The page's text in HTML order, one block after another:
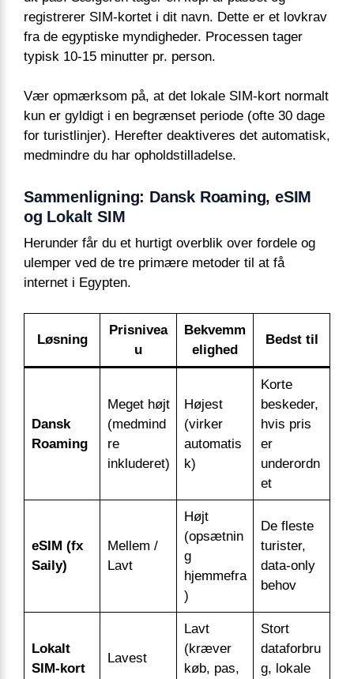
registrerer SIM-kortet i dit navn. Dette er et lovkrav
fra de egyptiske myndigheder. Processen tager
typisk 10-15 minutter pr. person.
Vær opmærksom på, at det lokale SIM-kort normalt
kun er gyldigt i en begrænset periode (ofte 30 dage
for turistlinjer). Herefter deaktiveres det automatisk,
medmindre du har opholdstilladelse.
Sammenligning: Dansk Roaming, eSIM
og Lokalt SIM
Herunder får du et hurtigt overblik over fordele og
ulemper ved de tre primære metoder til at få
internet i Egypten.
Løsning
Prisnivea
u
Bekvemm
elighed
Bedst til
Dansk
Roaming
Meget højt
(medmind
re
inkluderet)
Højest
(virker
automatis
k)
Korte
beskeder,
hvis pris
er
underordn
et
eSIM (fx
Saily)
Mellem /
Lavt
Højt
(opsætnin
g
hjemmefra
)
De fleste
turister,
data-only
behov
Lokalt
SIM-kort
Lavest
Lavt
(kræver
køb, pas,
Stort
dataforbru
g, lokale